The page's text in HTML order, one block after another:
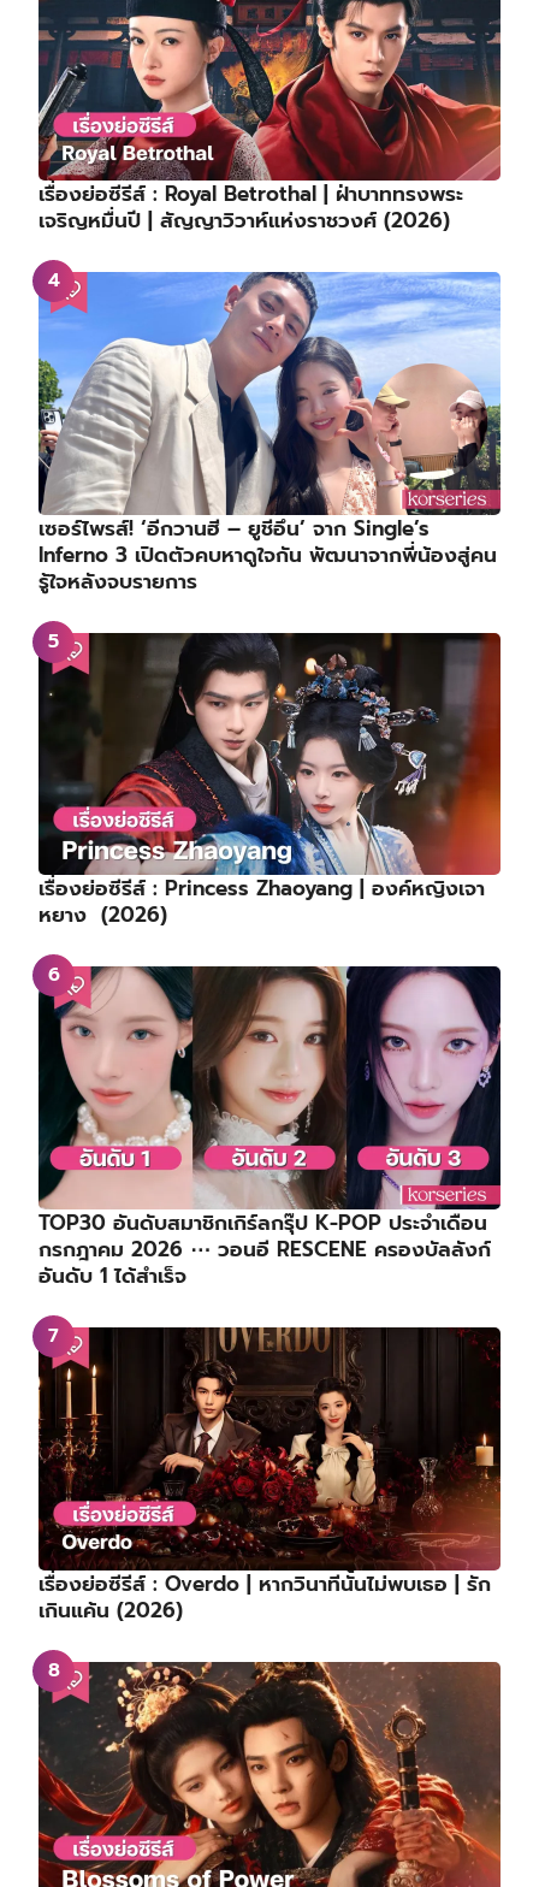
เรื่องย่อซีรีส์ : Royal Betrothal | ฝ่าบาททรงพระ
เจริญหมื่นปี | สัญญาวิวาห์แห่งราชวงศ์ (2026)
เซอร์ไพรส์! ‘อีกวานฮี – ยูชีอึน’ จาก Single’s
Inferno 3 เปิดตัวคบหาดูใจกัน พัฒนาจากพี่น้องสู่คน
รู้ใจหลังจบรายการ
เรื่องย่อซีรีส์ : Princess Zhaoyang | องค์หญิงเจา
หยาง (2026)
TOP30 อันดับสมาชิกเกิร์ลกรุ๊ป K-POP ประจำเดือน
กรกฎาคม 2026 ⋯ วอนอี RESCENE ครองบัลลังก์
อันดับ 1 ได้สำเร็จ
เรื่องย่อซีรีส์ : Overdo | หากวินาทีนั้นไม่พบเธอ | รัก
เกินแค้น (2026)